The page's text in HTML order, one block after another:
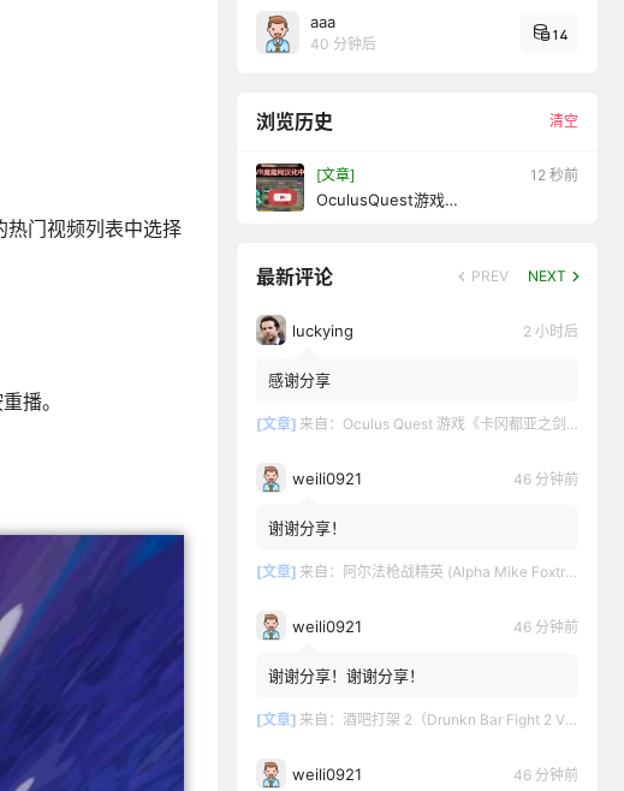
热门视频列表中选择
播。
aaa
40 分钟后
14
浏览历史 清空
[文章] 15 秒前
OculusQuest游戏
最新评论 PREV NEXT
luckying 2 小时后
感谢分享
[文章] 来自： Oculus Quest 游戏《卡冈都亚之剑》Swords of Gargantua
weili0921 46 分钟前
谢谢分享！
[文章] 来自： 阿尔法枪战精英 (Alpha Mike Foxtrot VR – AMF VR)
weili0921 46 分钟前
谢谢分享！谢谢分享！
[文章] 来自： 酒吧打架 2（Drunkn Bar Fight 2 VR）
weili0921 46 分钟前